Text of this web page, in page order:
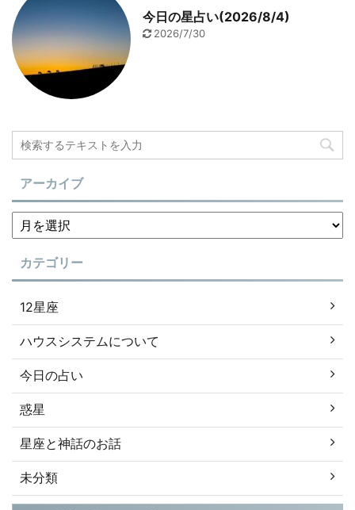
今日の星占い(2026/8/4)
2026/7/30
アーカイブ
カテゴリー
12星座
ハウスシステムについて
今日の占い
惑星
星座と神話のお話
未分類